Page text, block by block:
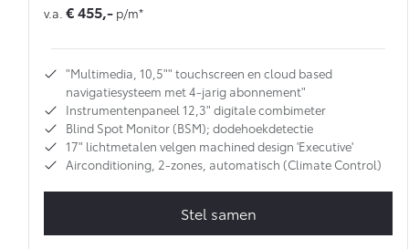
v.a. € 455,- p/m*
"Multimedia, 10,5"" touchscreen en cloud based
navigatiesysteem met 4-jarig abonnement"
Instrumentenpaneel 12,3" digitale combimeter
Blind Spot Monitor (BSM); dodehoekdetectie
17" lichtmetalen velgen machined design 'Executive'
Airconditioning, 2-zones, automatisch (Climate Control)
Stel samen